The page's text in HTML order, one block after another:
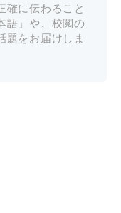
確に伝わること
語」や、校閲の
題をお届けしま